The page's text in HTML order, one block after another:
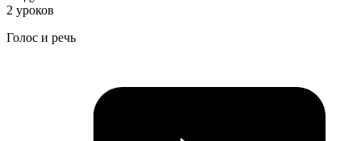
2 уроков
Голос и речь